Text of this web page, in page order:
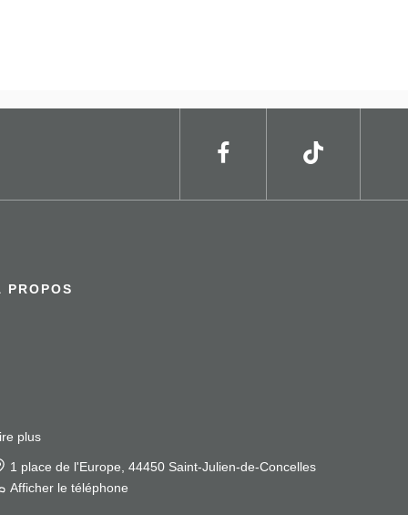
PROPOS
plus
1 rue Guillet, 44850 Saint-Mars-du-Désert
Afficher le téléphone